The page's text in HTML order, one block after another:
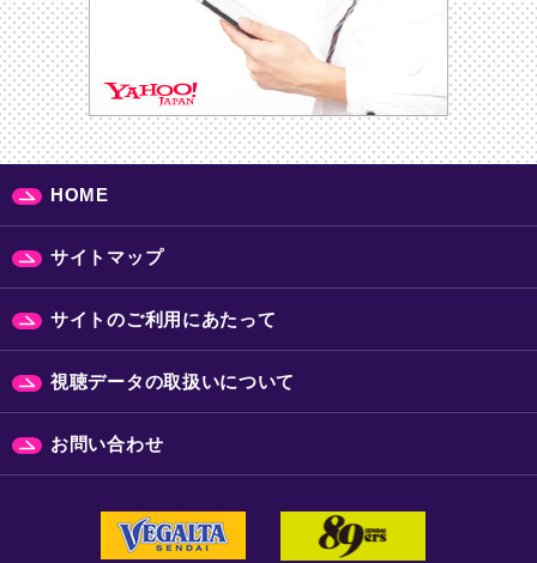
HOME
サイトマップ
サイトのご利用にあたって
視聴データの取扱いについて
お問い合わせ